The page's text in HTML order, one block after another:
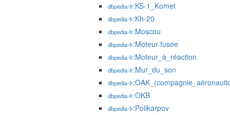
dbpedia-fr:KS-1_Komet
dbpedia-fr:Kh-20
dbpedia-fr:Moscou
dbpedia-fr:Moteur-fusée
dbpedia-fr:Moteur_à_réaction
dbpedia-fr:Mur_du_son
dbpedia-fr
dbpedia-fr:OKB
dbpedia-fr:Polikarpov